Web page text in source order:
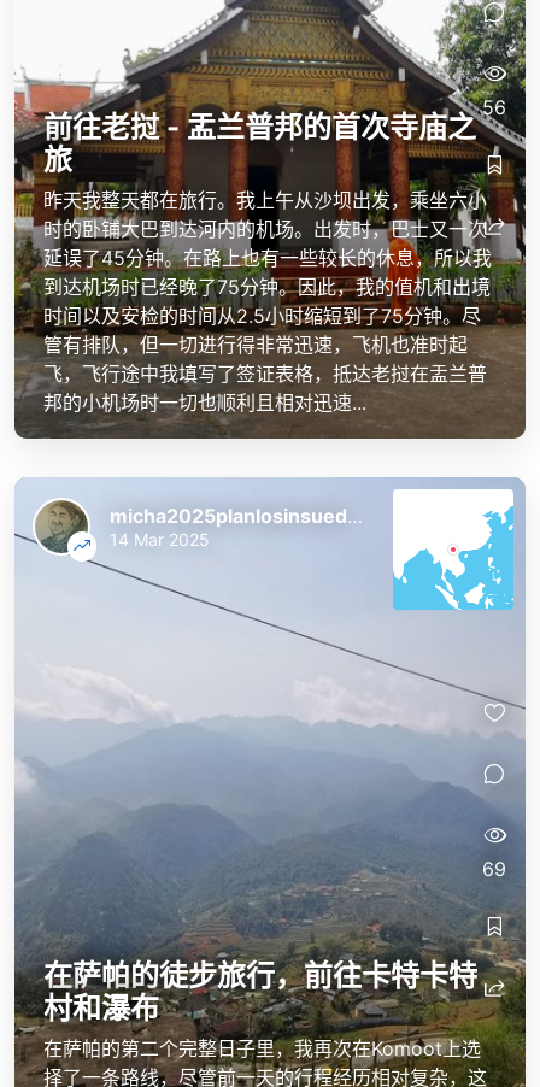
前往老挝 - 盂兰普邦的首次寺庙之
旅
昨天我整天都在旅行。我上午从沙坝出发，乘坐六小
时的卧铺大巴到达河内的机场。出发时，巴士又一次
延误了45分钟。在路上也有一些较长的休息，所以我
到达机场时已经晚了75分钟。因此，我的值机和出境
时间以及安检的时间从2.5小时缩短到了75分钟。尽
管有排队，但一切进行得非常迅速，飞机也准时起
飞，飞行途中我填写了签证表格，抵达老挝在盂兰普
邦的小机场时一切也顺利且相对迅速...
56
在萨帕的徒步旅行，前往卡特卡特
村和瀑布
在萨帕的第二个完整日子里，我再次在Komoot上选
择了一条路线，尽管前一天的行程经历相对复杂，这
micha2025planlosinsuedostasien
14 Mar 2025
69